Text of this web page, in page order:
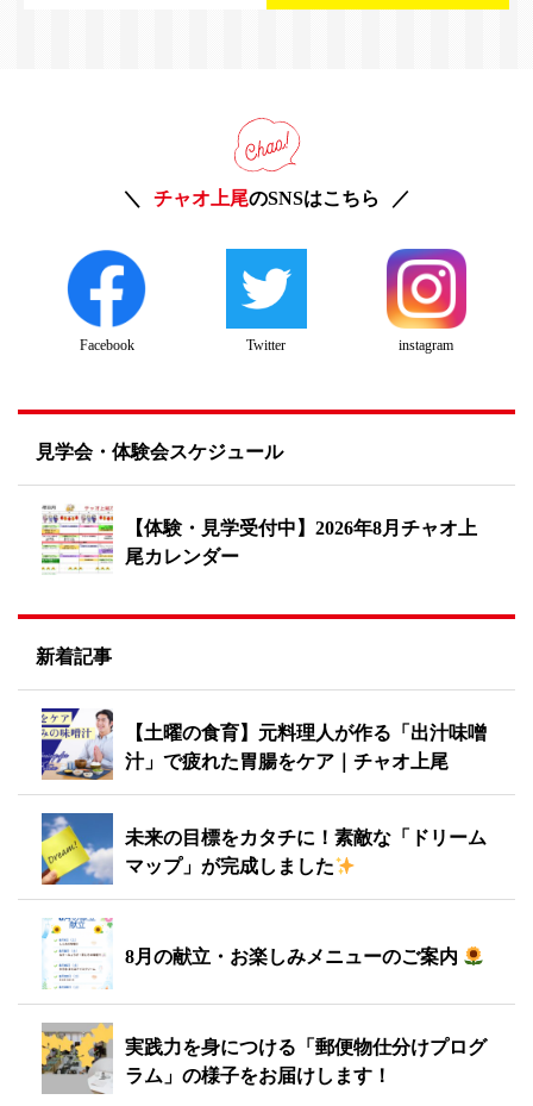
チャオ上尾のSNSはこちら
Facebook Twitter instagram
見学会・体験会スケジュール
【体験・見学受付中】2026年8月チャオ上
尾カレンダー
新着記事
【土曜の食育】元料理人が作る「出汁味噌
汁」で疲れた胃腸をケア｜チャオ上尾
未来の目標をカタチに！素敵な「ドリーム
マップ」が完成しました
8月の献立・お楽しみメニューのご案内
実践力を身につける「郵便物仕分けプログ
ラム」の様子をお届けします！